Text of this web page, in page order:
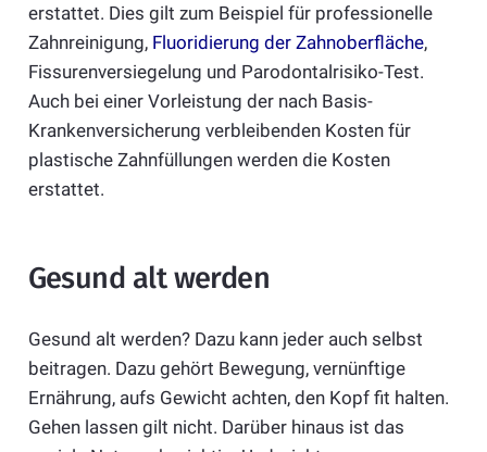
erstattet. Dies gilt zum Beispiel für professionelle
Zahnreinigung, Fluoridierung der Zahnoberfläche,
Fissurenversiegelung und Parodontalrisiko-Test.
Auch bei einer Vorleistung der nach Basis-
Krankenversicherung verbleibenden Kosten für
plastische Zahnfüllungen werden die Kosten
erstattet.
Gesund alt werden
Gesund alt werden? Dazu kann jeder auch selbst
beitragen. Dazu gehört Bewegung, vernünftige
Ernährung, aufs Gewicht achten, den Kopf fit halten.
Gehen lassen gilt nicht. Darüber hinaus ist das